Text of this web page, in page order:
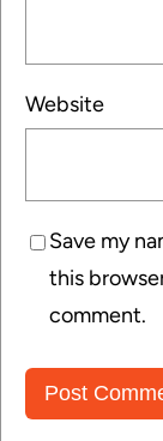
Website
Save my
this
comment.